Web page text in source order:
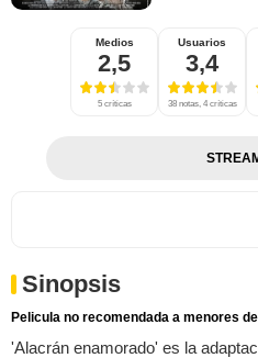
Medios
2,5
5 críticas
Usuarios
3,4
38 notas, 4 críticas
Sinopsis
Pelicula no recomendada a menores
'Alacrán enamorado' es la